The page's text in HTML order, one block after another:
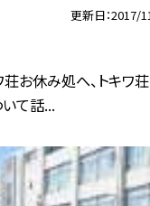
更新日 2017/
ワ荘お休み処へ、トキ
て話...